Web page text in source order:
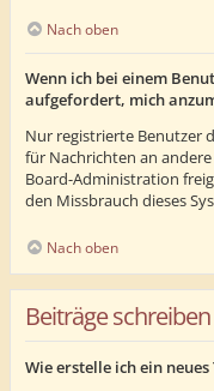
Nach oben
Wenn ich bei einem
aufgefordert, mich
Nur registrierte Benutzer
für Nachrichten an
Board-Administration
den Missbrauch dieses
Nach oben
Beiträge schreiben
Wie erstelle ich ein